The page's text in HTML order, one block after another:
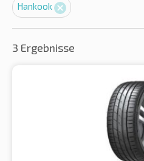
Hankook
3 Ergebnisse